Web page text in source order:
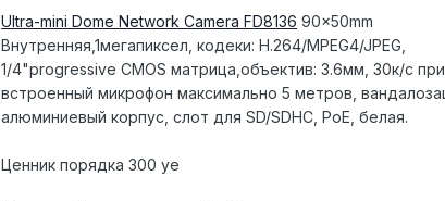
Ultra-mini Dome Network Camera FD8136 90x50mm
Внутренняя,1мегапиксел, кодеки: H.264/MPEG4/JPEG,
1/4"progressive CMOS матрица,объектив: 3.6мм, 30к/с при
встроенный микрофон максимально 5 метров,
алюминиевый корпус, слот для SD/SDHC, PoE, белая.
Ценник порядка 300 уе